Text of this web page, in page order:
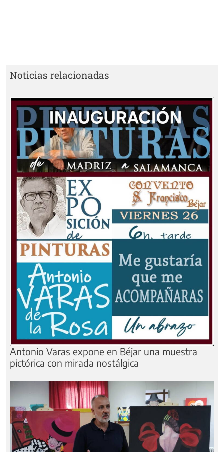
Noticias relacionadas
Antonio Varas expone en Béjar una muestra
pictórica con mirada nostálgica